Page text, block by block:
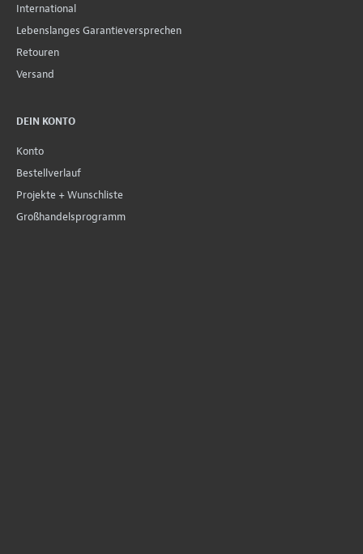
International
Lebenslanges Garantieversprechen
Retouren
Versand
DEIN KONTO
Konto
Bestellverlauf
Projekte + Wunschliste
Großhandelsprogramm